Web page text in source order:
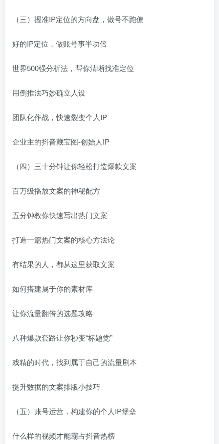
（三）握准IP定位的方向盘，做号不跑偏
好的IP定位，做账号事半功倍
世界500强分析法，帮你清晰找准定位
用倒推法巧妙确立人设
团队化作战，快速裂变个人IP
企业主的抖音藏宝图-创始人IP
（四）三十分钟让你轻松打造爆款文案
百万级播放文案的神秘配方
五分钟教你快速写出热门文案
打造一篇热门文案的核心方法论
有结果的人，都从这里获取文案
如何搭建属于你的素材库
让你流量翻倍的选题攻略
八种爆款套路让你秒变“标题党”
戏精的时代，找到属于自己的流量剧本
提升数据的文案排版小技巧
（五）账号运营，构建你的个人IP堡垒
什么样的视频才能霸占抖音热榜